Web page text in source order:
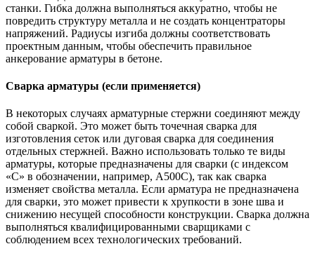
станки. Гибка должна выполняться аккуратно, чтобы не
повредить структуру металла и не создать концентраторы
напряжений. Радиусы изгиба должны соответствовать
проектным данным, чтобы обеспечить правильное
анкерование арматуры в бетоне.
Сварка арматуры (если применяется)
В некоторых случаях арматурные стержни соединяют между
собой сваркой. Это может быть точечная сварка для
изготовления сеток или дуговая сварка для соединения
отдельных стержней. Важно использовать только те виды
арматуры, которые предназначены для сварки (с индексом
«С» в обозначении, например, А500С), так как сварка
изменяет свойства металла. Если арматура не предназначена
для сварки, это может привести к хрупкости в зоне шва и
снижению несущей способности конструкции. Сварка должна
выполняться квалифицированными сварщиками с
соблюдением всех технологических требований.